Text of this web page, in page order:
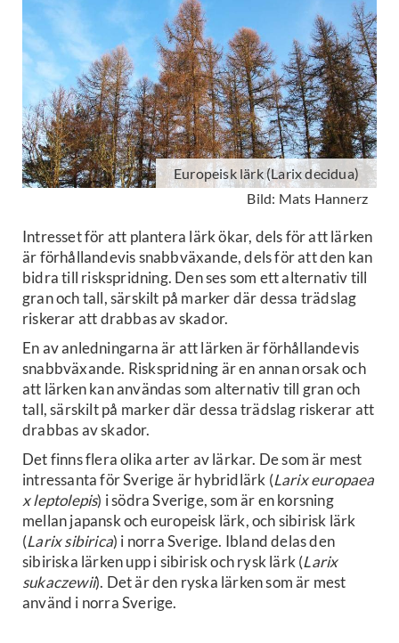
Europeisk lärk (Larix decidua)
Bild: Mats Hannerz
Intresset för att plantera lärk ökar, dels för att lärken
är förhållandevis snabbväxande, dels för att den kan
bidra till riskspridning. Den ses som ett alternativ till
gran och tall, särskilt på marker där dessa trädslag
riskerar att drabbas av skador.
En av anledningarna är att lärken är förhållandevis
snabbväxande. Riskspridning är en annan orsak och
att lärken kan användas som alternativ till gran och
tall, särskilt på marker där dessa trädslag riskerar att
drabbas av skador.
Det finns flera olika arter av lärkar. De som är mest
intressanta för Sverige är hybridlärk (Larix europaea
x leptolepis) i södra Sverige, som är en korsning
mellan japansk och europeisk lärk, och sibirisk lärk
(Larix sibirica) i norra Sverige. Ibland delas den
sibiriska lärken upp i sibirisk och rysk lärk (Larix
sukaczewii). Det är den ryska lärken som är mest
använd i norra Sverige.